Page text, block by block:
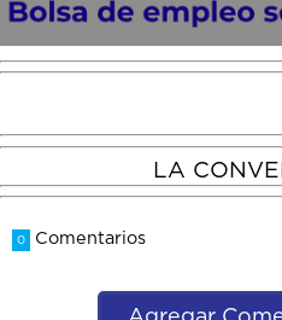
LA
0 Comentarios